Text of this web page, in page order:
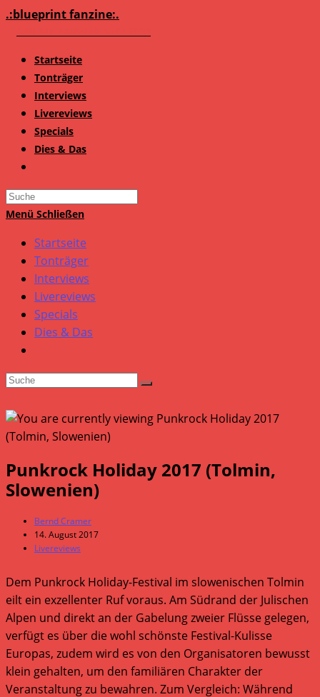
Zum
.:blueprint fanzine:.
Startseite
Tonträger
Interviews
Livereviews
Specials
Dies & Das
Search
this
Menü Schließen
Startseite
Tonträger
Interviews
Livereviews
Specials
Dies & Das
Punkrock Holiday 2017 (Tolmin,
Slowenien)
Beitrags-
Autor:
Bernd Cramer
Beitrag
veröffentlicht:
14. August 2017
Beitrags-
Livereviews
Dem Punkrock Holiday-Festival im slowenischen Tolmin
eilt ein exzellenter Ruf voraus. Am Südrand der Julischen
Alpen und direkt an der Gabelung zweier Flüsse gelegen,
verfügt es über die wohl schönste Festival-Kulisse
Europas, zudem wird es von den Organisatoren bewusst
klein gehalten, um den familiären Charakter der
Veranstaltung zu bewahren. Zum Vergleich: Während